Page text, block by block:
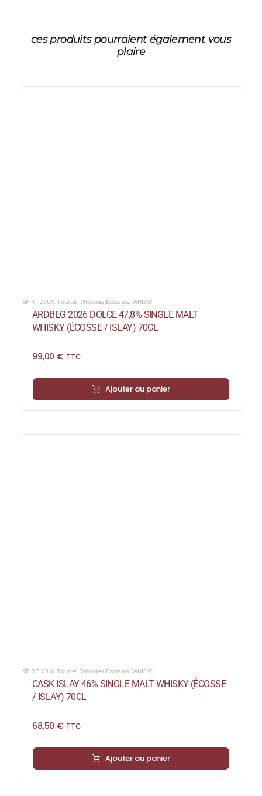
ces produits pourraient également vous
plaire
SPIRITUEUX,Tourbé, Whiskies Écossais,WHISKY
ARDBEG 2026 DOLCE 47,8% SINGLE MALT
WHISKY (ÉCOSSE / ISLAY) 70CL
99,00 € TTC
Ajouter au panier
SPIRITUEUX,Tourbé, Whiskies Écossais,WHISKY
CASK ISLAY 46% SINGLE MALT WHISKY (ÉCOSSE
/ ISLAY) 70CL
68,50 € TTC
Ajouter au panier